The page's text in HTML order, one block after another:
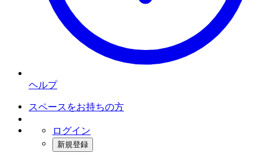
ヘルプ
スペースをお持ちの方
ログイン
新規登録